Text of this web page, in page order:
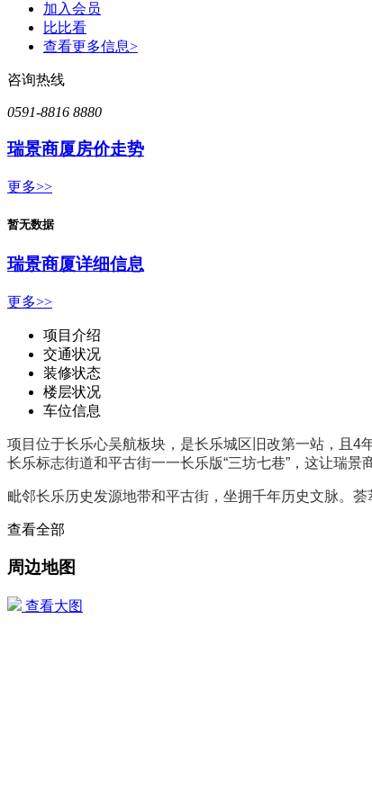
加入会员
比比看
查看更多信息>
咨询热线
0591-8816 8880
瑞景商厦房价走势
更多>>
暂无数据
瑞景商厦详细信息
更多>>
项目介绍
交通状况
装修状态
楼层状况
车位信息
项目位于长乐心吴航板块，是长乐城区旧改第一站，且4
长乐标志街道和平古街一一长乐版“三坊七巷”，这让瑞景
毗邻长乐历史发源地带和平古街，坐拥千年历史文脉。
查看全部
周边地图
查看大图